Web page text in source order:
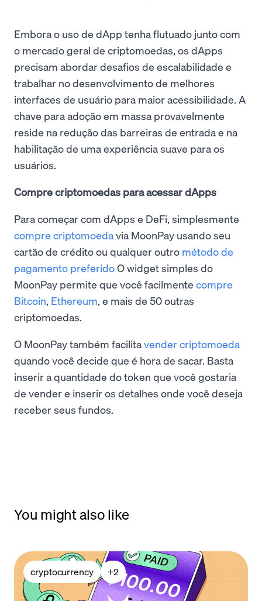
Embora o uso de dApp tenha flutuado junto com
o mercado geral de criptomoedas, os dApps
precisam abordar desafios de escalabilidade e
trabalhar no desenvolvimento de melhores
interfaces de usuário para maior acessibilidade. A
chave para adoção em massa provavelmente
reside na redução das barreiras de entrada e na
habilitação de uma experiência suave para os
usuários.
Compre criptomoedas para acessar dApps
Para começar com dApps e DeFi, simplesmente
compre criptomoedavia MoonPay usando seu
cartão de crédito ou qualquer outro método de
pagamento preferidoO widget simples do
MoonPay permite que você facilmente compre
Bitcoin, Ethereum, e mais de 50 outras
criptomoedas.
O MoonPay também facilitavender criptomoeda
quando você decide que é hora de sacar. Basta
inserir a quantidade do token que você gostaria
de vender e inserir os detalhes onde você deseja
receber seus fundos.
You might also like
cryptocurrency +2